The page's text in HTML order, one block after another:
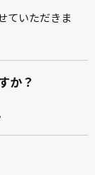
ていただきま
か？